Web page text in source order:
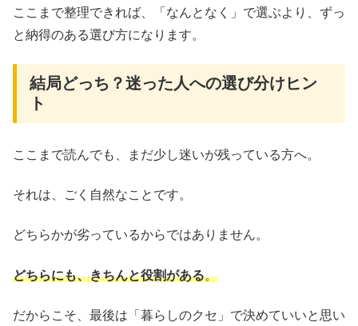
ここまで整理できれば、「なんとなく」で選ぶより、ずっ
と納得のある選び方になります。
結局どっち？迷った人への選び分けヒン
ト
ここまで読んでも、まだ少し迷いが残っている方へ。
それは、ごく自然なことです。
どちらかが劣っているからではありません。
どちらにも、きちんと役割がある。
だからこそ、最後は「暮らしのクセ」で決めていいと思い